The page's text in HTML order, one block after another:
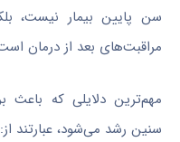
سن پایین بیمار نیست،
مراقبت‌های بعد از درمان
مهم‌ترین دلایلی که باعث
سنین رشد می‌شود، عبارتند از: